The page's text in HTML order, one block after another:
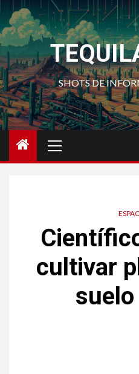
Saltar
contenido
SHOTS DE
principal
cultivar